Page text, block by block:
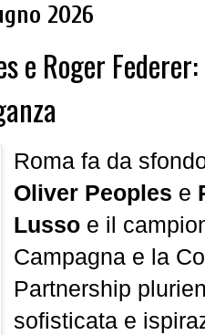
2026
e Roger
Roma fa da
Oliver Peoples e
Lusso e il
Campagna e la
Partnership
sofisticata e